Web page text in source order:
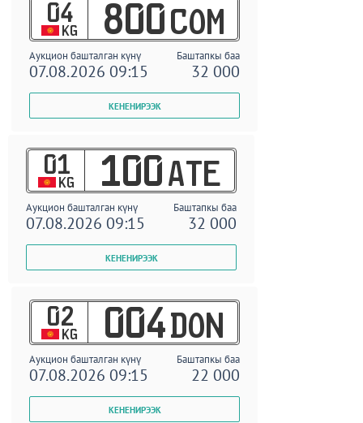
04
KG 800 COM
Аукцион башталган күнү Баштапкы баа
07.08.2026 09:15 32 000
01
KG 100 ATE
Аукцион башталган күнү Баштапкы баа
07.08.2026 09:15 32 000
02
KG 004 DON
Аукцион башталган күнү Баштапкы баа
07.08.2026 09:15 22 000